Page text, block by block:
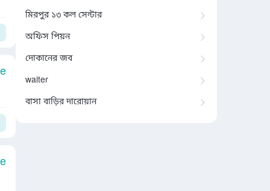
মিরপুর ১৩ কল সেন্টার
অফিস পিয়ন
দোকানের জব
waiter
বাসা বাড়ির দারোয়ান